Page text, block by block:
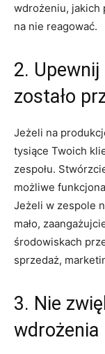
wdrożeniu, jakich
na nie reagować.
2.
zostało
Jeżeli na
tysiące Twoich
zespołu.
możliwe
Jeżeli w zespole
mało,
środowiskach
sprzedaż,
3. Nie
wdrożenia